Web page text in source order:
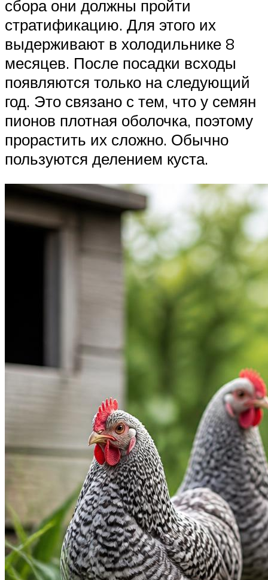
сбора они должны пройти
стратификацию. Для этого их
выдерживают в холодильнике 8
месяцев. После посадки всходы
появляются только на следующий
год. Это связано с тем, что у семян
пионов плотная оболочка, поэтому
прорастить их сложно. Обычно
пользуются делением куста.